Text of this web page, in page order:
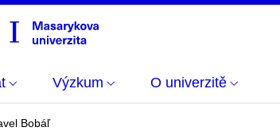
Výzkum O univerzitě
Bobáľ